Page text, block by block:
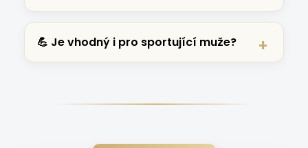
💪 Je vhodný i pro sportující muže?